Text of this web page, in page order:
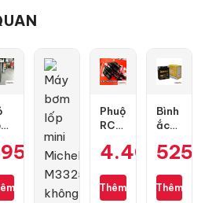
₫
90-
₫
Phuộc
RCB
Pro
Air
Blade
Thêm
Bình
ắc
GS
H
Thêm